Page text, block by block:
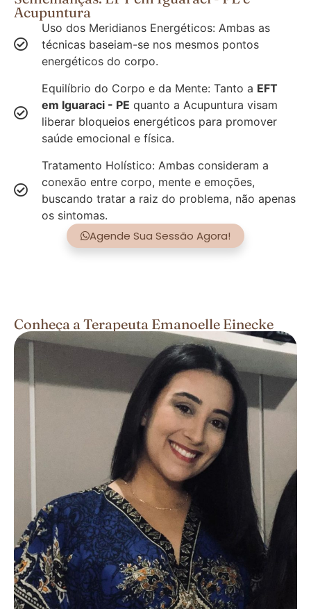
Acupuntura
Uso dos Meridianos Energéticos: Ambas as
técnicas baseiam-se nos mesmos pontos
energéticos do corpo.
Equilíbrio do Corpo e da Mente: Tanto a EFT
em Iguaraci - PE quanto a Acupuntura visam
liberar bloqueios energéticos para promover
saúde emocional e física.
Tratamento Holístico: Ambas consideram a
conexão entre corpo, mente e emoções,
buscando tratar a raiz do problema, não apenas
os sintomas.
Agende Sua Sessão Agora!
Conheça a Terapeuta Emanoelle Einecke